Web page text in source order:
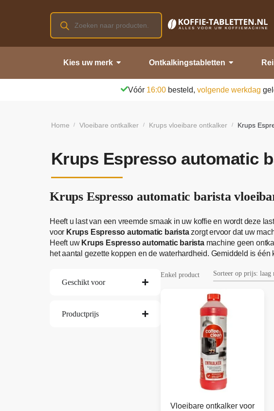
Kies uw merk Ontkalkingstabletten
Vóór 16:00 besteld, volgende werkdag
Home / Vloeibare ontkalker / Krups vloeibare ontkalker / Krups
Krups Espresso automatic
Krups Espresso automatic barista
Heeft u last van een vreemde smaak in uw koffie en wordt deze
voor Krups Espresso automatic baristazorgt ervoor dat uw
Heeft uw Krups Espresso automatic baristamachine geen
het aantal gezette koppen en de waterhardheid. Gemiddeld is
Geschikt voor
Productprijs
Enkel product
Vloeibare ontkalker voor